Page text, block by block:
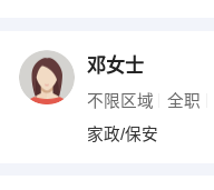
收银员
水电/机修
邓女士
不限区域 全职
家政/保安